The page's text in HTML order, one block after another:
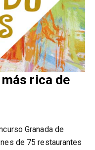
rica de
Granada de
de 75 restaurantes